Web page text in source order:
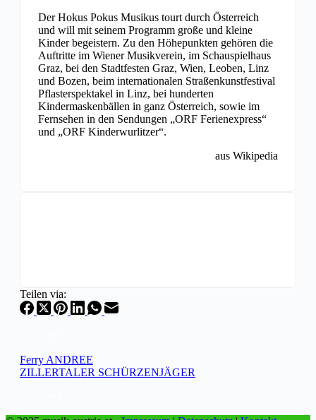
Der Hokus Pokus Musikus tourt durch Österreich
und will mit seinem Programm große und kleine
Kinder begeistern. Zu den Höhepunkten gehören die
Auftritte im Wiener Musikverein, im Schauspielhaus
Graz, bei den Stadtfesten Graz, Wien, Leoben, Linz
und Bozen, beim internationalen Straßenkunstfestival
Pflasterspektakel in Linz, bei hunderten
Kindermaskenbällen in ganz Österreich, sowie im
Fernsehen in den Sendungen „ORF Ferienexpress“
und „ORF Kinderwurlitzer“.
aus Wikipedia
Teilen via:
Ferry ANDREE
ZILLERTALER SCHÜRZENJÄGER